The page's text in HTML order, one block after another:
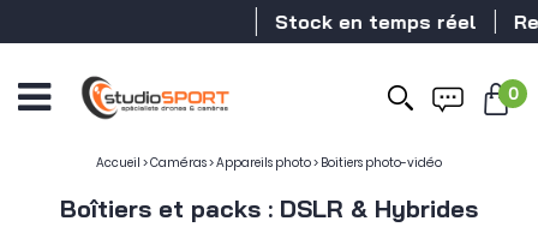
Stock en temps réel
0
Accueil >Caméras>Appareils photo> Boitiers photo-vidéo
Boîtiers et packs : DSLR & Hybrides